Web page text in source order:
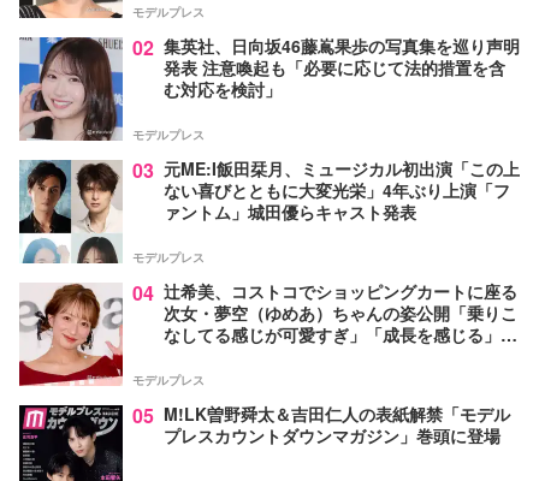
モデルプレス
02 集英社、日向坂46藤嶌果歩の写真集を巡り声明
発表 注意喚起も「必要に応じて法的措置を含
む対応を検討」
モデルプレス
03 元ME:I飯田栞月、ミュージカル初出演「この上
ない喜びとともに大変光栄」4年ぶり上演「フ
ァントム」城田優らキャスト発表
モデルプレス
04 辻希美、コストコでショッピングカートに座る
次女・夢空（ゆめあ）ちゃんの姿公開「乗りこ
なしてる感じが可愛すぎ」「成長を感じる」の
モデルプレス
05 M!LK曽野舜太＆吉田仁人の表紙解禁「モデル
プレスカウントダウンマガジン」巻頭に登場